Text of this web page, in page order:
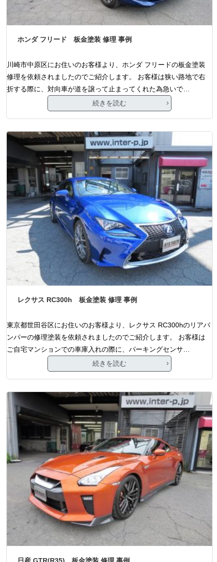
ホンダ フリード 板金塗装 修理 事例
川崎市中原区にお住いのお客様より、ホンダ フリードの板金塗装
修理を依頼されましたのでご紹介します。 お客様は狭い路地で右
折する際に、対向車が道を譲って止まってくれた為急いで…
続きを読む
レクサス RC300h 板金塗装 修理 事例
東京都世田谷区にお住いのお客様より、レクサス RC300hのリアバ
ンパーの修理塗装を依頼されましたのでご紹介します。 お客様は
ご自宅マンションでの車庫入れの際に、パーキングセンサ…
続きを読む
日産 GTR(R35) 板金塗装 修理 事例